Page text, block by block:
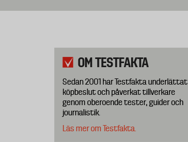
OM TESTFAKTA
Sedan 2001 har Testfakta underlättat
köpbeslut och påverkat tillverkare
genom oberoende tester, guider och
journalistik.
Läs mer om Testfakta.